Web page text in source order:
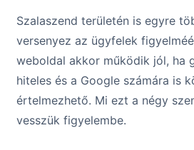
Szalaszend területén is egyre
versenyez az ügyfelek
weboldal akkor működik jól, ha
hiteles és a Google számára is
értelmezhető. Mi ezt a négy
vesszük figyelembe.